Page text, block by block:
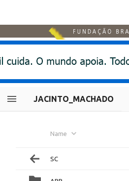
JACINTO_MACHADO
Name
SC